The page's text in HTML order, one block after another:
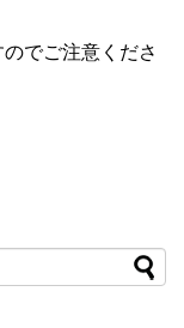
でご注意くださ